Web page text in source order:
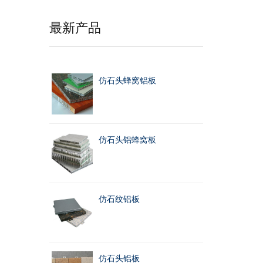
最新产品
仿石头蜂窝铝板
仿石头铝蜂窝板
仿石纹铝板
仿石头铝板